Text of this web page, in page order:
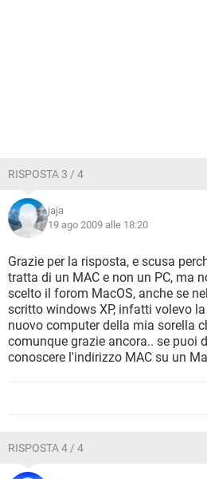
RISPOSTA 3 / 4
jaja
19 ago 2009 alle 18:20
Grazie per la risposta, e scusa
tratta di un MAC e non un PC, ma
scelto il forom MacOS, anche se
scritto windows XP, infatti volevo
nuovo computer della mia sorella
comunque grazie ancora.. se puoi
conoscere l'indirizzo MAC su un
RISPOSTA 4 / 4